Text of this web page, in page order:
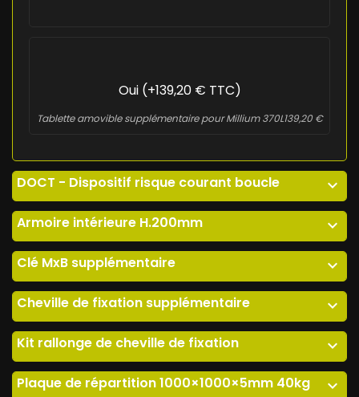
Oui (+139,20 € TTC)
Tablette amovible supplémentaire pour Millium 370L139,20 €
DOCT - Dispositif risque courant boucle expand_more
Armoire intérieure H.200mm expand_more
Clé MxB supplémentaire expand_more
Cheville de fixation supplémentaire expand_more
Kit rallonge de cheville de fixation expand_more
Plaque de répartition 1000×1000×5mm 40kg expand_more